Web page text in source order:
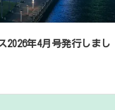
2026年4月号発行しまし